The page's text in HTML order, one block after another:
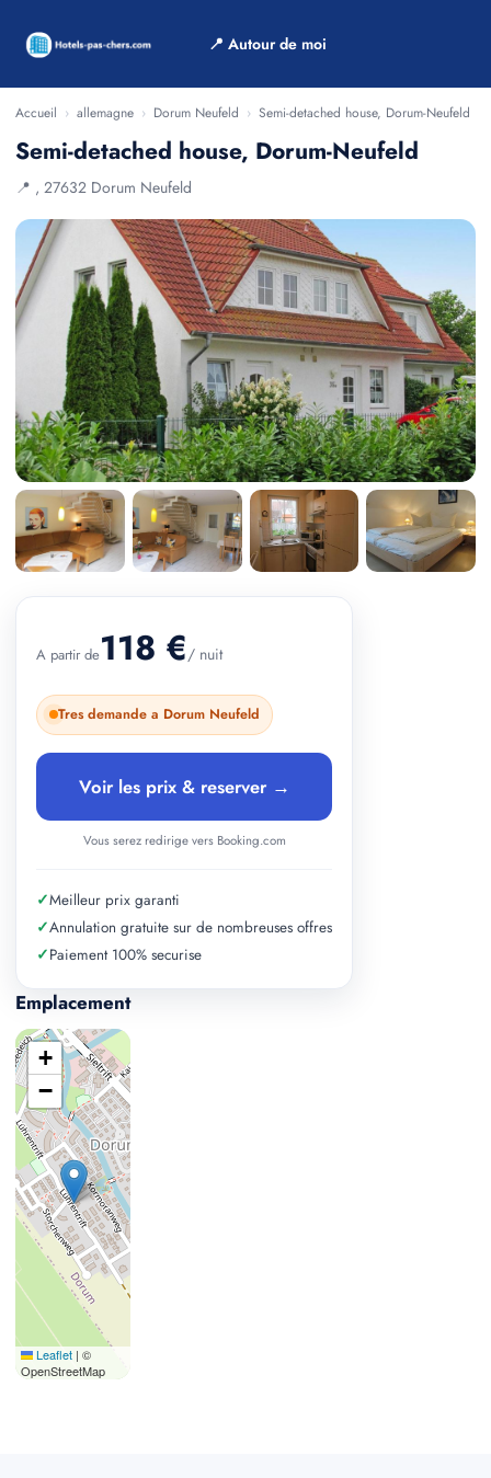
📍 Autour de moi
Accueil › allemagne › Dorum Neufeld › Semi-detached house, Dorum-Neufeld
Semi-detached house, Dorum-Neufeld
📍 , 27632 Dorum Neufeld
Emplacement
+
−
Leaflet | ©
OpenStreetMap
A partir de118 €/ nuit
Tres demande a Dorum Neufeld
Voir les prix & reserver →
Vous serez redirige vers Booking.com
✓Meilleur prix garanti
✓Annulation gratuite sur de nombreuses offres
✓Paiement 100% securise